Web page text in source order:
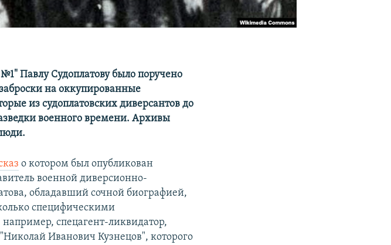
Павлу Судоплатову было поручено
на оккупированные
из судоплатовских диверсантов до
военного времени. Архивы
о котором был опубликован
военной диверсионно-
обладавший сочной биографией,
специфическими
спецагент-ликвидатор,
Иванович Кузнецов", которого